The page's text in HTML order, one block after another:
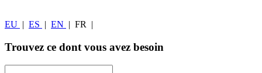
EU ES EN FR
Trouvez ce dont vous avez besoin